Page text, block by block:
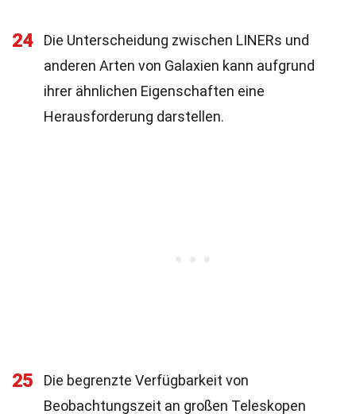
24
Die Unterscheidung zwischen LINERs und
anderen Arten von Galaxien kann aufgrund
ihrer ähnlichen Eigenschaften eine
Herausforderung darstellen.
25
Die begrenzte Verfügbarkeit von
Beobachtungszeit an großen Teleskopen